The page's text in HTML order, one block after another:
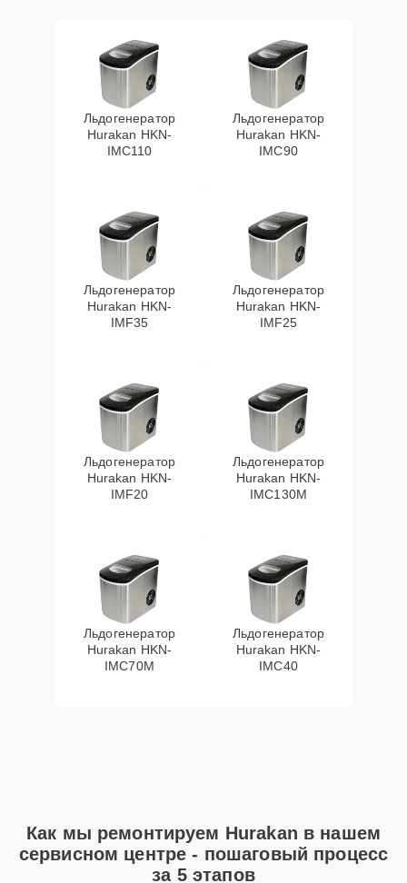
Льдогенератор
Hurakan HKN-
IMC110
Льдогенератор
Hurakan HKN-
IMC90
Льдогенератор
Hurakan HKN-
IMF35
Льдогенератор
Hurakan HKN-
IMF25
Льдогенератор
Hurakan HKN-
IMF20
Льдогенератор
Hurakan HKN-
IMC130M
Льдогенератор
Hurakan HKN-
IMC70M
Льдогенератор
Hurakan HKN-
IMC40
Как мы ремонтируем Hurakan в нашем
сервисном центре - пошаговый процесс
за 5 этапов